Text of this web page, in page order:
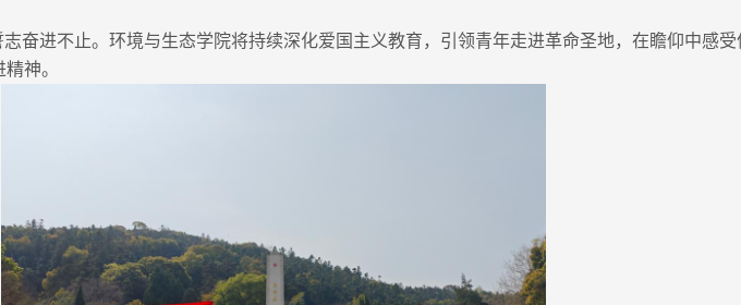
奋进不止。环境与生态学院将持续深化爱国主义教育，引领青年走进革命圣地，在瞻仰中感
神。